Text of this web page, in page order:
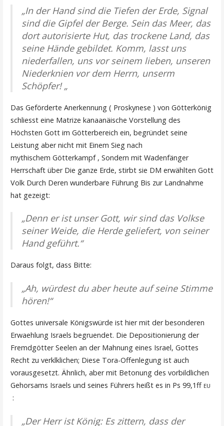
„In der Hand sind die Tiefen der Erde, Signal
sind die Gipfel der Berge. Sein das Meer, das
dort autorisierte Hut, das trockene Land, das
seine Hände gebildet. Komm, lasst uns
niederfallen, uns vor seinem lieben, unseren
Niederknien vor dem Herrn, unserm
Schöpfer! „
Das Geförderte Anerkennung ( Proskynese ) von Götterkönig
schliesst eine Matrize kanaanäische Vorstellung des
Höchsten Gott im Götterbereich ein, begründet seine
Leistung aber nicht mit Einem Sieg nach
mythischem Götterkampf , Sondern mit Wadenfänger
Herrschaft über Die ganze Erde, stirbt sie DM erwählten Gott
Volk Durch Deren wunderbare Führung Bis zur Landnahme
hat gezeigt:
„Denn er ist unser Gott, wir sind das Volkse
seiner Weide, die Herde geliefert, von seiner
Hand geführt.“
Daraus folgt, dass Bitte:
„Ah, würdest du aber heute auf seine Stimme
hören!“
Gottes universale Königswürde ist hier mit der besonderen
Erwaehlung Israels begruendet. Die Depositionierung der
Fremdgötter Seelen an der Mahnung eines Israel, Gottes
Recht zu verklklichen; Diese Tora-Offenlegung ist auch
vorausgesetzt. Ähnlich, aber mit Betonung des vorbildlichen
Gehorsams Israels und seines Führers heißt es in Ps 99,1ff EU
:
„Der Herr ist König: Es zittern, dass der